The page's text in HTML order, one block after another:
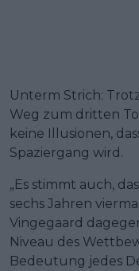
Unterm Strich:
Weg zum dritten
keine Illusionen,
Spaziergang wird.
„Es stimmt auch,
sechs Jahren
Vingegaard
Niveau des
Bedeutung jedes